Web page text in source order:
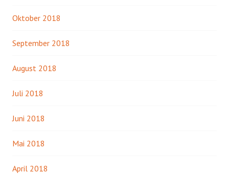
Oktober 2018
September 2018
August 2018
Juli 2018
Juni 2018
Mai 2018
April 2018